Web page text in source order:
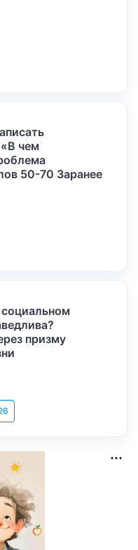
чем
50-70 Заранее
социальном
призму